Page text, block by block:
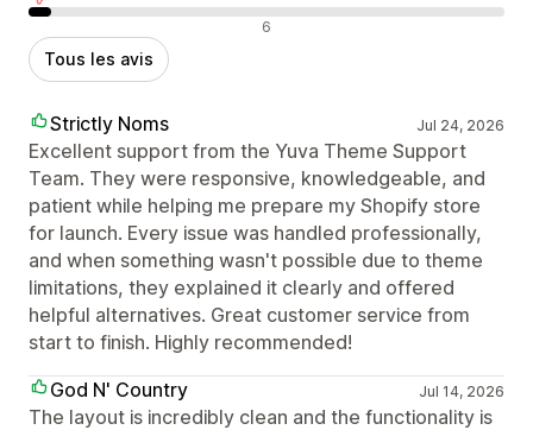
Avis négatifs 6
Tous les avis
Strictly Noms Jul 24, 2026
Excellent support from the Yuva Theme Support
Team. They were responsive, knowledgeable, and
patient while helping me prepare my Shopify store
for launch. Every issue was handled professionally,
and when something wasn't possible due to theme
limitations, they explained it clearly and offered
helpful alternatives. Great customer service from
start to finish. Highly recommended!
God N' Country
Jul 14, 2026
The layout is incredibly clean and the functionality is